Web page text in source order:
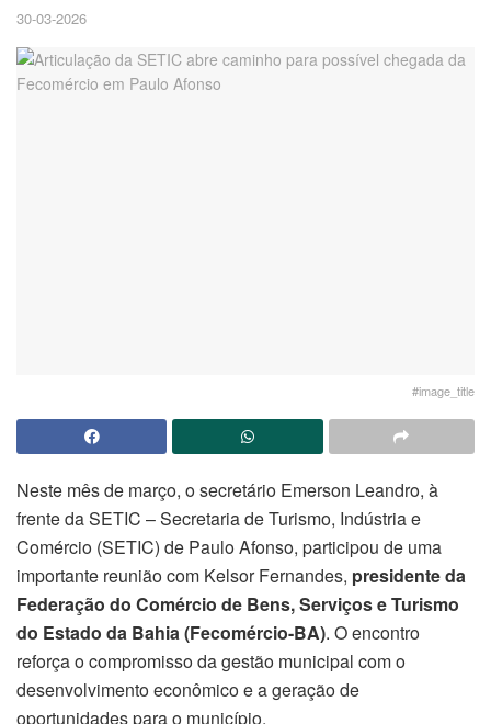
30-03-2026
#image_title
Neste mês de março, o secretário Emerson Leandro, à
frente da SETIC – Secretaria de Turismo, Indústria e
Comércio (SETIC) de Paulo Afonso, participou de uma
importante reunião com Kelsor Fernandes, presidente da
Federação do Comércio de Bens, Serviços e Turismo
do Estado da Bahia (Fecomércio-BA). O encontro
reforça o compromisso da gestão municipal com o
desenvolvimento econômico e a geração de
oportunidades para o município.